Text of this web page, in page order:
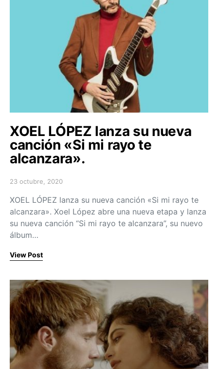
XOEL LÓPEZ lanza su nueva
canción «Si mi rayo te
alcanzara».
Posted on
23 octubre, 2020
XOEL LÓPEZ lanza su nueva canción «Si mi rayo te
alcanzara». Xoel López abre una nueva etapa y lanza
su nueva canción “Si mi rayo te alcanzara”, su nuevo
álbum…
View Post